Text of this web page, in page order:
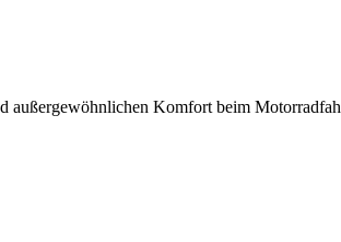
außergewöhnlichen Komfort beim